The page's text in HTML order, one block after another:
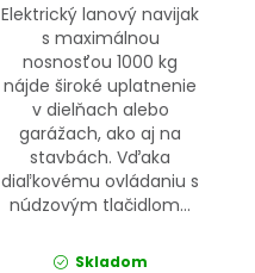
Elektrický lanový navijak
s maximálnou
nosnosťou 1000 kg
nájde široké uplatnenie
v dielňach alebo
garážach, ako aj na
stavbách. Vďaka
diaľkovému ovládaniu s
núdzovým tlačidlom...
Skladom